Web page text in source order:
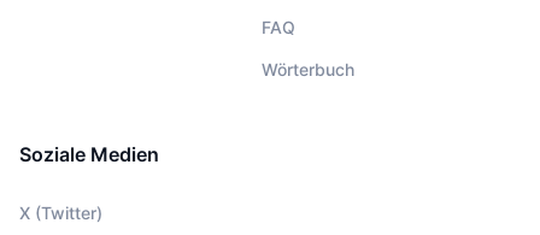
FAQ
Wörterbuch
Soziale Medien
X (Twitter)